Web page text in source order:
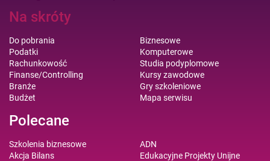
Na skróty
Do pobrania
Podatki
Rachunkowość
Finanse/Controlling
Branże
Budżet
Biznesowe
Komputerowe
Studia podyplomowe
Kursy zawodowe
Gry szkoleniowe
Mapa serwisu
Polecane
Szkolenia biznesowe
Akcja Bilans
ADN
Edukacyjne Projekty Unijne